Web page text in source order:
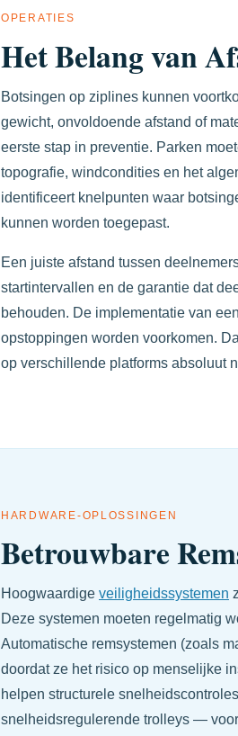
OPERATIES
Het Belang van
Botsingen op ziplines kunnen
gewicht, onvoldoende afstand of
eerste stap in preventie. Parken
topografie, windcondities en het
identificeert knelpunten waar
kunnen worden toegepast.
Een juiste afstand tussen
startintervallen en de garantie dat
behouden. De implementatie van
opstoppingen worden voorkomen.
op verschillende platforms absoluut
HARDWARE-OPLOSSINGEN
Betrouwbare
Hoogwaardige veiligheidssystemen
Deze systemen moeten regelmatig
Automatische remsystemen (zoals
doordat ze het risico op menselijke
helpen structurele
snelheidsregulerende trolleys —